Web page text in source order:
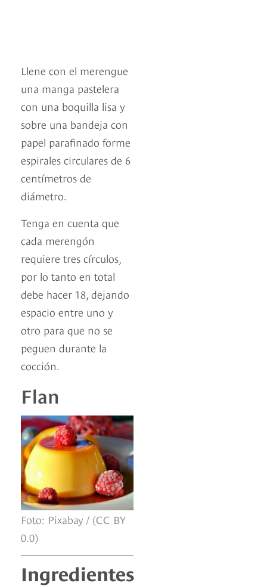
Llene con el merengue
una manga pastelera
con una boquilla lisa y
sobre una bandeja con
papel parafinado forme
espirales circulares de 6
centímetros de
diámetro.
Tenga en cuenta que
cada merengón
requiere tres círculos,
por lo tanto en total
debe hacer 18, dejando
espacio entre uno y
otro para que no se
peguen durante la
cocción.
Flan
Foto: Pixabay / (CC BY
0.0)
Ingredientes